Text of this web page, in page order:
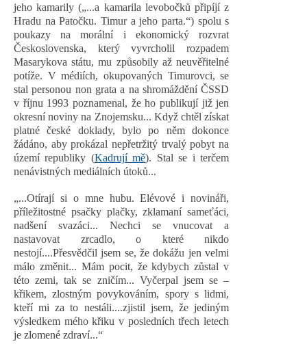
jeho kamarily („...a kamarila levobočků připíjí z
Hradu na Patočku. Timur a jeho parta.“) spolu s
poukazy na morální i ekonomický rozvrat
Československa, který vyvrcholil rozpadem
Masarykova státu, mu způsobily až neuvěřitelné
potíže. V médiích, okupovaných Timurovci, se
stal personou non grata a na shromáždění ČSSD
v říjnu 1993 poznamenal, že ho publikují již jen
okresní noviny na Znojemsku... Když chtěl získat
platné české doklady, bylo po něm dokonce
žádáno, aby prokázal nepřetržitý trvalý pobyt na
území republiky (Kadrují mě). Stal se i terčem
nenávistných mediálních útoků...
„...Otírají si o mne hubu. Elévové i novináři,
příležitostné psačky plačky, zklamaní sameťáci,
nadšení svazáci... Nechci se vnucovat a
nastavovat zrcadlo, o které nikdo
nestojí....Přesvědčil jsem se, že dokážu jen velmi
málo změnit... Mám pocit, že kdybych zůstal v
této zemi, tak se zničím... Vyčerpal jsem se –
křikem, zlostným povykováním, spory s lidmi,
kteří mi za to nestáli....zjistil jsem, že jediným
výsledkem mého křiku v posledních třech letech
je zlomené zdraví...“